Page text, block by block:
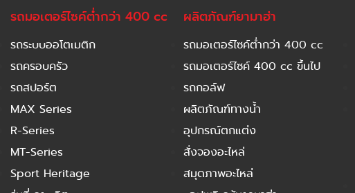
รถมอเตอร์ไซค์ต่ำกว่า 400 cc
รถระบบออโตเมติก
รถครอบครัว
รถสปอร์ต
MAX Series
R-Series
MT-Series
Sport Heritage
ผลิตภัณฑ์ยามาฮ่า
รถมอเตอร์ไซค์ต่ำกว่า 400 cc
รถมอเตอร์ไซค์ 400 cc ขึ้นไป
รถกอล์ฟ
ผลิตภัณฑ์ทางน้ำ
อุปกรณ์ตกแต่ง
สั่งจองอะไหล่
สมุดภาพอะไหล่